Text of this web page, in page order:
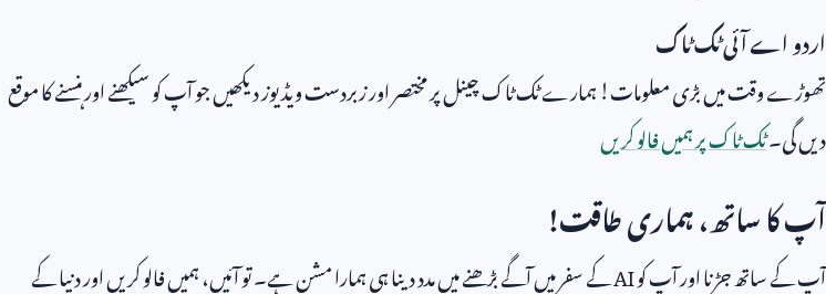
اردو اے آئی ٹک ٹاک
تھوڑے وقت میں بڑی معلومات! ہمارے ٹک ٹاک چینل پر مختصر اور زبردست ویڈیوز دیکھیں جو آپ کو سیکھنے اور ہنسنے کا موقع
دیں گی۔ٹک ٹاک پر ہمیں فالو کریں
آپ کا ساتھ، ہماری طاقت!
آپ کے ساتھ جڑنا اور آپ کوAIکے سفر میں آگے بڑھنے میں مدد دینا ہی ہمارا مشن ہے۔ تو آئیں، ہمیں فالو کریں اور دنیا کے